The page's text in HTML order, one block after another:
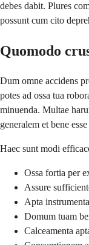
debes dabit. Plures
possunt cum cito
Quomodo
Dum omne accidens
potes ad ossa tua
minuenda. Multae
generalem et bene
Haec sunt modi
Ossa fortia per
Assure
Apta
Domum tuam
Calceamenta